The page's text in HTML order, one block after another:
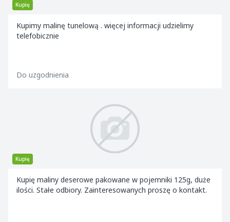
Kupię
Kupimy malinę tunelową . więcej informacji udzielimy
telefobicznie
Do uzgodnienia
Kupię
Kupię maliny deserowe pakowane w pojemniki 125g, duże
ilości. Stałe odbiory. Zainteresowanych proszę o kontakt.